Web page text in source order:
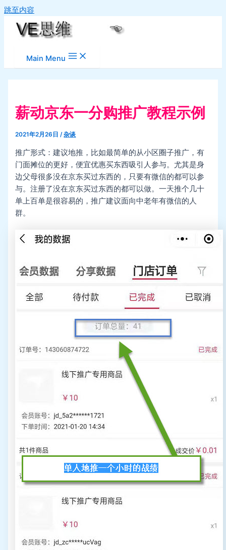
跳至内容
Main Menu
薪动京东一分购推广教程示例
2021年2月26日/杂谈
推广形式：建议地推，比如最简单的从小区圈子推广，有
门面摊位的更好，便宜优惠买东西吸引人参与。尤其是身
边父母很多没在京东买过东西的，只要有微信的都可以参
与。注册了没在京东买过东西的都可以做。一天推个几十
单上百单是很容易的，推广建议面向中老年有微信的人
群。